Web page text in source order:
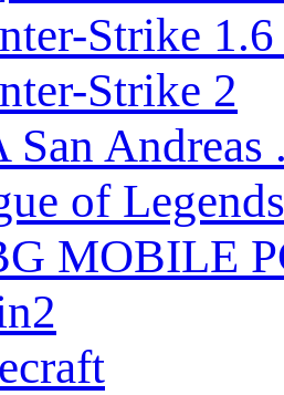
Strike 1.6
Strike 2
Andreas
of Legends
MOBILE